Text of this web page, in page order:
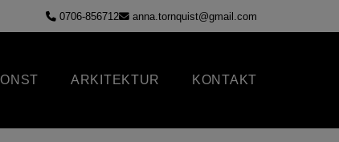
0706-856712 anna.tornquist@gmail.com
ARKITEKTUR KONTAKT